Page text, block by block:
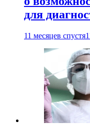
для
11 месяцев спустя